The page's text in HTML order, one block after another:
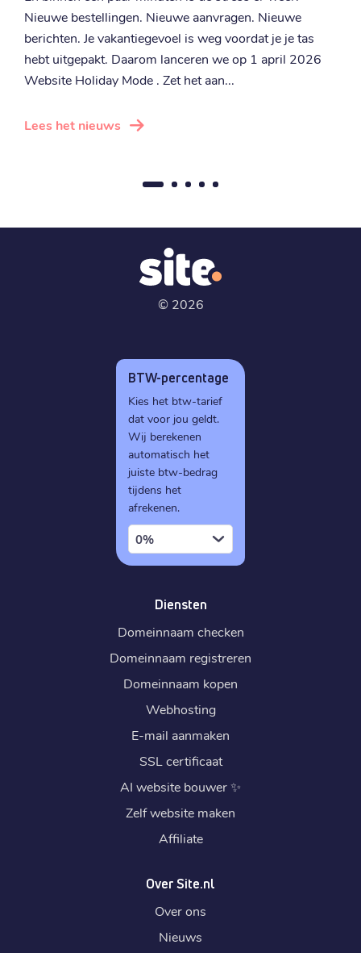
Nieuwe bestellingen. Nieuwe aanvragen. Nieuwe
berichten. Je vakantiegevoel is weg voordat je je tas
hebt uitgepakt. Daarom lanceren we op 1 april 2026
Website Holiday Mode . Zet het aan...
Lees het nieuws
© 2026
BTW-percentage
Kies het btw-tarief
dat voor jou geldt.
Wij berekenen
automatisch het
juiste btw-bedrag
tijdens het
afrekenen.
0%
Diensten
Domeinnaam checken
Domeinnaam registreren
Domeinnaam kopen
Webhosting
E-mail aanmaken
SSL certificaat
AI website bouwer✨
Zelf website maken
Affiliate
Over Site.nl
Over ons
Nieuws